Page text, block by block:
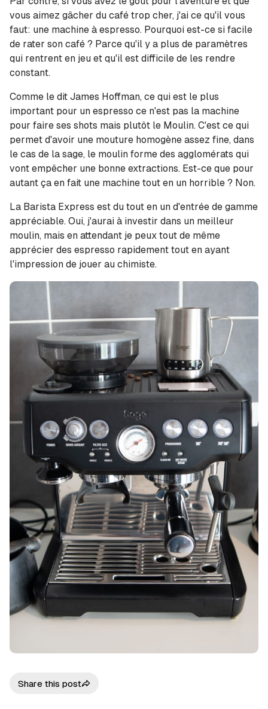
vous aimez gâcher du café trop cher, j'ai ce qu'il vous
faut: une machine à espresso. Pourquoi est-ce si facile
de rater son café ? Parce qu'il y a plus de paramètres
qui rentrent en jeu et qu'il est difficile de les rendre
constant.
Comme le dit James Hoffman, ce qui est le plus
important pour un espresso ce n'est pas la machine
pour faire ses shots mais plutôt le Moulin. C'est ce qui
permet d'avoir une mouture homogène assez fine, dans
le cas de la sage, le moulin forme des agglomérats qui
vont empêcher une bonne extractions. Est-ce que pour
autant ça en fait une machine tout en un horrible ? Non.
La Barista Express est du tout en un d'entrée de gamme
appréciable. Oui, j'aurai à investir dans un meilleur
moulin, mais en attendant je peux tout de même
apprécier des espresso rapidement tout en ayant
l'impression de jouer au chimiste.
Share this post